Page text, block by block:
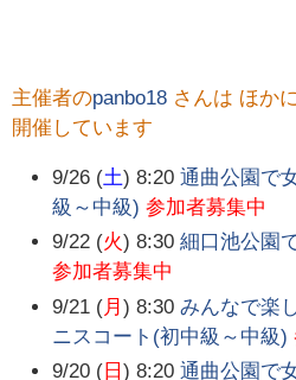
主催者のpanbo18 さんは ほか
開催しています
9/26 (土) 8:20 通曲公園で
級～中級) 参加者募集中
9/22 (火) 8:30 細口池公園
参加者募集中
9/21 (月) 8:30 みんなで楽
ニスコート(初中級～中級)
9/20 ( 日) 8:20 通曲公園で